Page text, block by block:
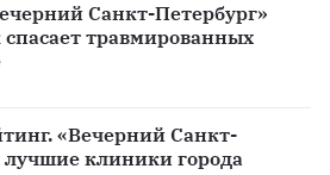
Санкт-Петербург»
травмированных
«Вечерний Санкт-
лучшие клиники города